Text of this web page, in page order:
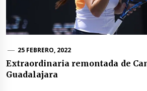
25 FEBRERO, 2022
Extraordinaria remontada de
Guadalajara